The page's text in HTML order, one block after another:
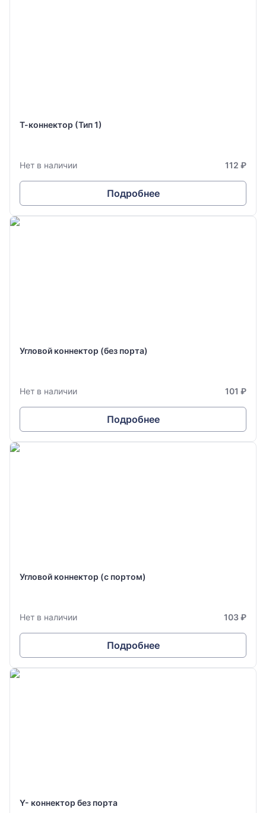
Т-коннектор (Тип 1)
Нет в наличии 112 ₽
Подробнее
Угловой коннектор (без порта)
Нет в наличии 101 ₽
Подробнее
Угловой коннектор (с портом)
Нет в наличии 103 ₽
Подробнее
Y- коннектор без порта